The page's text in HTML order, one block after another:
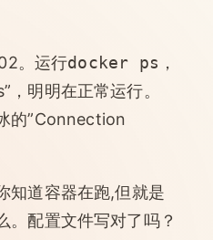
。运行docker ps ，
明明在正常运行。
的”Connection
道容器在跑,但就是
。配置文件写对了吗？